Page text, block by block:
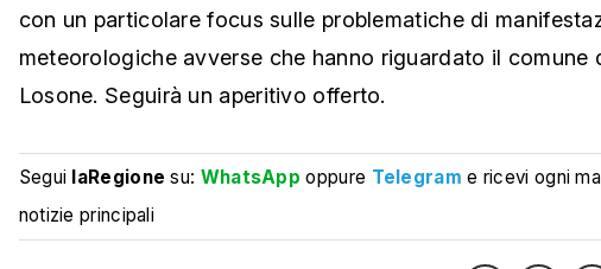
con un particolare focus sulle problematiche di
meteorologiche avverse che hanno riguardato il comune
Losone. Seguirà un aperitivo offerto.
Segui laRegione su: WhatsApp oppure Telegram e ricevi ogni
notizie principali